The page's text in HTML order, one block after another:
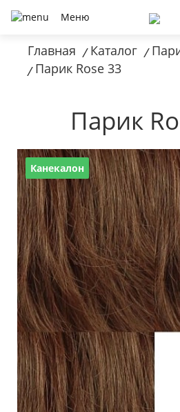
Меню
Главная / Каталог /
/ Парик Rose 33
Парик
Канекалон